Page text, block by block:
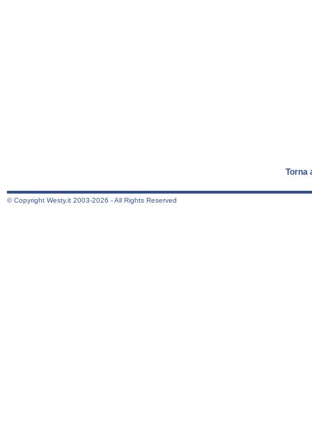
Torna
© Copyright Westy.it 2003-2026 - All Rights Reserved